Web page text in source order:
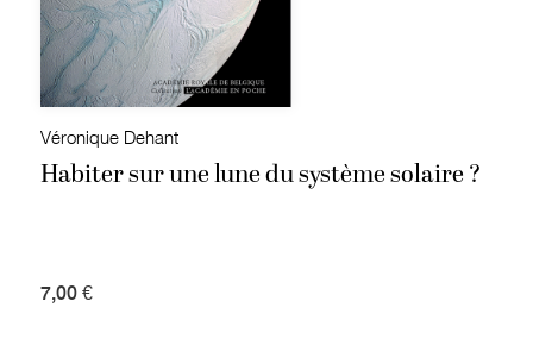
Véronique Dehant
Habiter sur une lune du système solaire ?
7,00 €